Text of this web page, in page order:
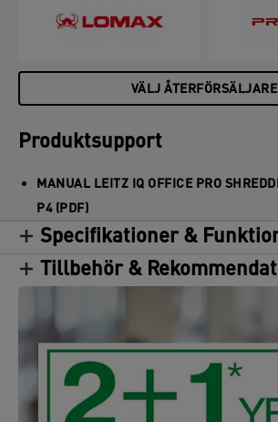
VÄLJ ÅTERFÖRSÄLJARE
Produktsupport
MANUAL LEITZ IQ OFFICE PRO
P4 (PDF)
Specifikationer &
Tillbehör &